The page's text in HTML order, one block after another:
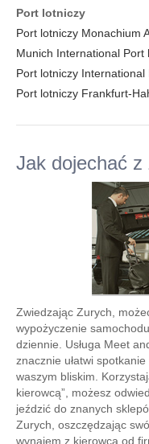
Port lotniczy
Port lotniczy Monachium
Munich International Port
Port lotniczy International
Port lotniczy Frankfurt-
Jak dojechać
Zwiedzając Zurych,
wypożyczenie
dziennie. Usługa Meet
znacznie ułatwi
waszym bliskim.
kierowcą”, możesz
jeździć do znanych
Zurych, oszczędzając
wynajem z kierowcą od